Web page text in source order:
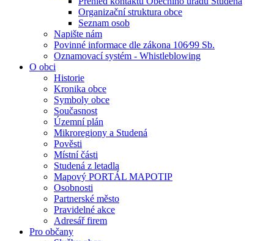
Organizační struktura obce
Seznam osob
Napište nám
Povinné informace dle zákona 106⁄99 Sb.
Oznamovací systém - Whistleblowing
O obci
Historie
Kronika obce
Symboly obce
Současnost
Územní plán
Mikroregiony a Studená
Pověsti
Místní části
Studená z letadla
Mapový PORTÁL MAPOTIP
Osobnosti
Partnerské město
Pravidelné akce
Adresář firem
Pro občany